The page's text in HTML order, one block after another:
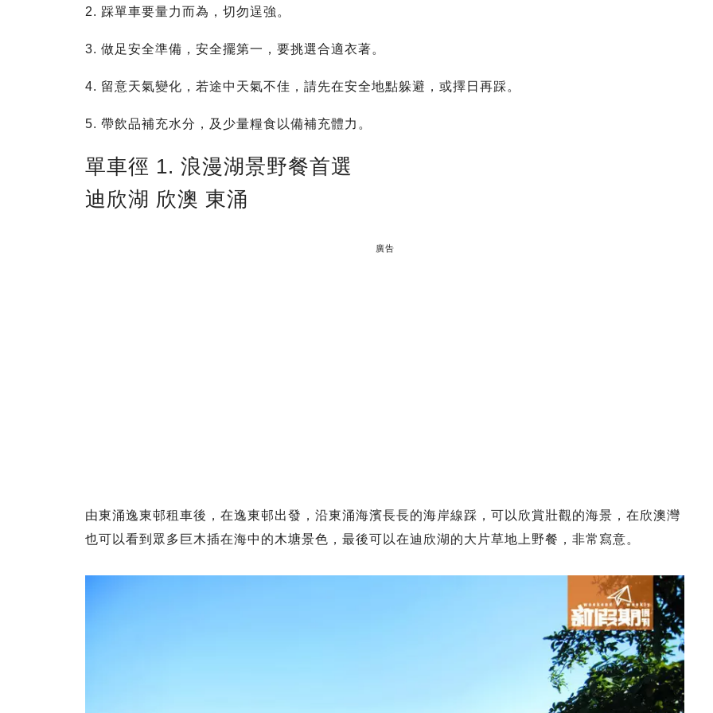
2. 踩單車要量力而為，切勿逞強。
3. 做足安全準備，安全擺第一，要挑選合適衣著。
4. 留意天氣變化，若途中天氣不佳，請先在安全地點躲避，或擇日再踩。
5. 帶飲品補充水分，及少量糧食以備補充體力。
單車徑 1. 浪漫湖景野餐首選
迪欣湖 欣澳 東涌
廣告
由東涌逸東邨租車後，在逸東邨出發，沿東涌海濱長長的海岸線踩，可以欣賞壯觀的海景，在欣澳灣
也可以看到眾多巨木插在海中的木塘景色，最後可以在迪欣湖的大片草地上野餐，非常寫意。